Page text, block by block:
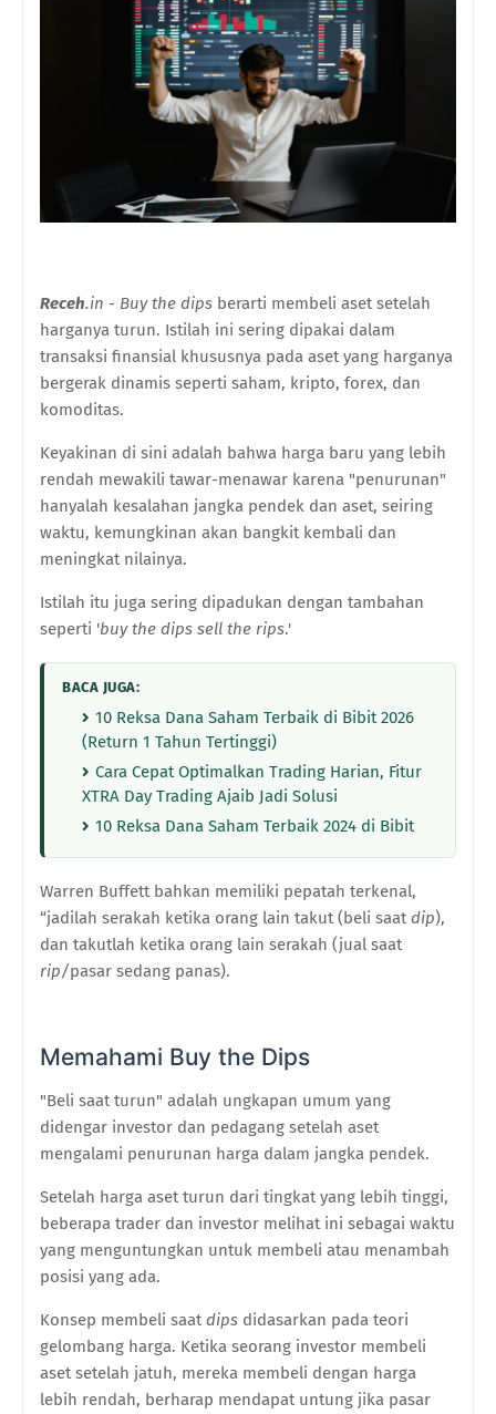
Receh.in - Buy the dips berarti membeli aset setelah
harganya turun. Istilah ini sering dipakai dalam
transaksi finansial khususnya pada aset yang harganya
bergerak dinamis seperti saham, kripto, forex, dan
komoditas.
Keyakinan di sini adalah bahwa harga baru yang lebih
rendah mewakili tawar-menawar karena "penurunan"
hanyalah kesalahan jangka pendek dan aset, seiring
waktu, kemungkinan akan bangkit kembali dan
meningkat nilainya.
Istilah itu juga sering dipadukan dengan tambahan
seperti 'buy the dips sell the rips.'
BACA JUGA:
10 Reksa Dana Saham Terbaik di Bibit 2026
(Return 1 Tahun Tertinggi)
Cara Cepat Optimalkan Trading Harian, Fitur
XTRA Day Trading Ajaib Jadi Solusi
10 Reksa Dana Saham Terbaik 2024 di Bibit
Warren Buffett bahkan memiliki pepatah terkenal,
“jadilah serakah ketika orang lain takut (beli saatdip),
dan takutlah ketika orang lain serakah (jual saat
rip/pasar sedang panas).
Memahami Buy the Dips
"Beli saat turun" adalah ungkapan umum yang
didengar investor dan pedagang setelah aset
mengalami penurunan harga dalam jangka pendek.
Setelah harga aset turun dari tingkat yang lebih tinggi,
beberapa trader dan investor melihat ini sebagai waktu
yang menguntungkan untuk membeli atau menambah
posisi yang ada.
Konsep membeli saatdips didasarkan pada teori
gelombang harga. Ketika seorang investor membeli
aset setelah jatuh, mereka membeli dengan harga
lebih rendah, berharap mendapat untung jika pasar